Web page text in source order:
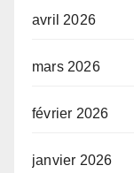
avril 2026
mars 2026
février 2026
janvier 2026